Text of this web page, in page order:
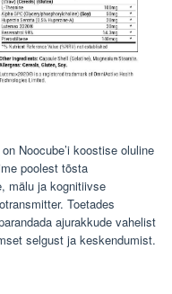
Noocube’i koostise oluline
poolest tõsta
mälu ja kognitiivse
Toetades
ajurakkude vahelist
selgust ja keskendumist.